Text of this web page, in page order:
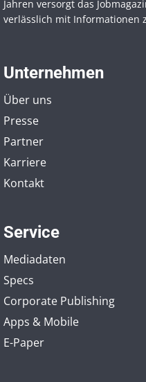
Jahren versorgt das
verlässlich mit Informationen
Unternehmen
Über uns
Presse
Partner
Karriere
Kontakt
Service
Mediadaten
Specs
Corporate Publishing
Apps & Mobile
E-Paper